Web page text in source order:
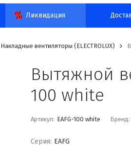
Ликвидация
Накладные вентиляторы (ELECTROLUX)
Вытяжной
100 white
Артикул: EAFG-100 white Бренд:
Серия: EAFG